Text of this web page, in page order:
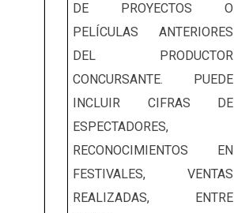
DE PROYECTOS O
PELÍCULAS ANTERIORES
DEL PRODUCTOR
CONCURSANTE. PUEDE
INCLUIR CIFRAS DE
ESPECTADORES,
RECONOCIMIENTOS EN
FESTIVALES, VENTAS
REALIZADAS, ENTRE